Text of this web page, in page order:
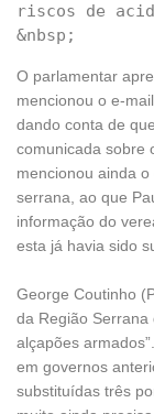
riscos de
O parlamentar
mencionou o e-
dando conta de
comunicada sobre
mencionou ainda
serrana, ao que
informação do
esta já havia sido
George Coutinho
da Região Serrana
alçapões
em governos
substituídas três